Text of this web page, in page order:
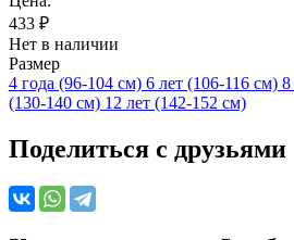
433 ₽
Нет в наличии
Размер
4 года (96-104 см) 6 лет (106-116 см) 8
(130-140 см) 12 лет (142-152 см)
Поделиться с друзьями